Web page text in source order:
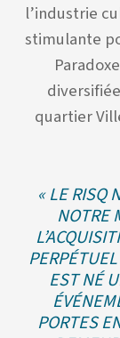
l’industrie
stimulante
quartier
« LE RISQ
NOTRE
EST NÉ
PORTES